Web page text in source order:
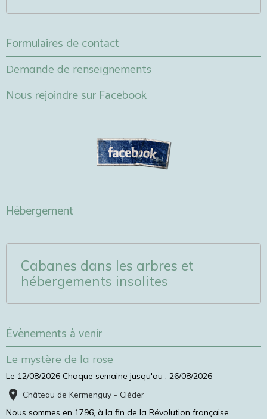
Formulaires de contact
Demande de renseignements
Nous rejoindre sur Facebook
Hébergement
Cabanes dans les arbres et
hébergements insolites
Évènements à venir
Le mystère de la rose
Le 12/08/2026 Chaque semaine jusqu'au : 26/08/2026
Château de Kermenguy - Cléder
Nous sommes en 1796, à la fin de la Révolution française.